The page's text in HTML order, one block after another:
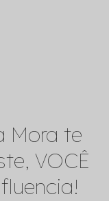
Mora te
VOCÊ